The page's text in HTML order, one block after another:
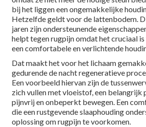
bij het liggen een ongemakkelijke
Hetzelfde geldt voor de lattenbodem.
jaren zijn ondersteunende
helpt tegen rugpijn omdat het cruciaal
een comfortabele en verlichtende
Dat maakt het voor het lichaam
gedurende de nacht regeneratieve
Een voorbeeld hiervan zijn de
zich vullen met vloeistof, een belangrijk
pijnvrij en onbeperkt bewegen. Een
die een rustgevende slaaphouding
oplossing om rugpijn te voorkomen.